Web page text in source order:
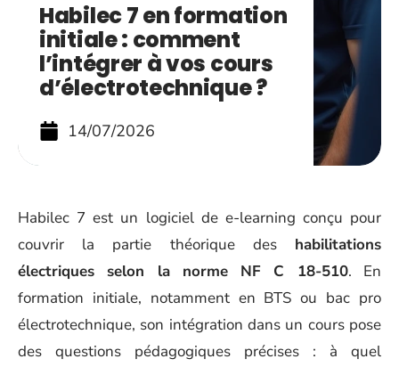
Habilec 7 en formation
initiale : comment
l’intégrer à vos cours
d’électrotechnique ?
14/07/2026
Habilec 7 est un logiciel de e-learning conçu pour
couvrir la partie théorique des habilitations
électriques selon la norme NF C 18-510. En
formation initiale, notamment en BTS ou bac pro
électrotechnique, son intégration dans un cours pose
des questions pédagogiques précises : à quel